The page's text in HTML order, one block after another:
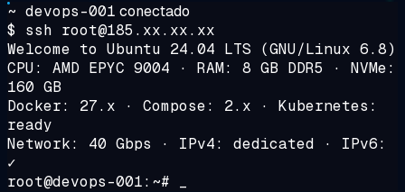
~ devops-001 conectado
$ ssh root@185.xx.xx.xx
Welcome to Ubuntu 24.04 LTS (GNU/Linux 6.8)
CPU: AMD EPYC 9004 · RAM: 8 GB DDR5 · NVMe:
160 GB
Docker: 27.x · Compose: 2.x · Kubernetes:
ready
Network: 40 Gbps · IPv4: dedicated · IPv6:
✓
root@devops-001:~# _